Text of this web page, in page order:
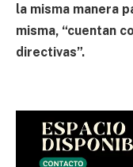
la misma manera
misma, “cuentan
directivas”.